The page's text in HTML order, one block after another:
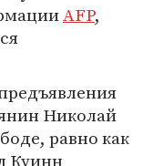
AFP,
Николай
равно как
Куинн